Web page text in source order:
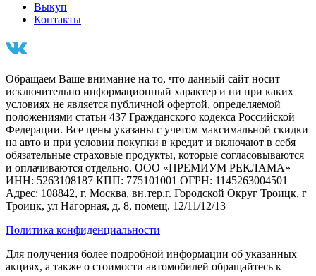
Выкуп
Контакты
Обращаем Ваше внимание на то, что данный сайт носит
исключительно информационный характер и ни при каких
условиях не является публичной офертой, определяемой
положениями статьи 437 Гражданского кодекса Российской
Федерации. Все цены указаны с учетом максимальной скидки
на авто и при условии покупки в кредит и включают в себя
обязательные страховые продукты, которые согласовываются
и оплачиваются отдельно. ООО «ПРЕМИУМ РЕКЛАМА»
ИНН: 5263108187 КПП: 775101001 ОГРН: 1145263004501
Адрес: 108842, г. Москва, вн.тер.г. Городской Округ Троицк, г
Троицк, ул Нагорная, д. 8, помещ. 12/11/12/13
Политика конфиденциальности
Для получения более подробной информации об указанных
акциях, а также о стоимости автомобилей обращайтесь к